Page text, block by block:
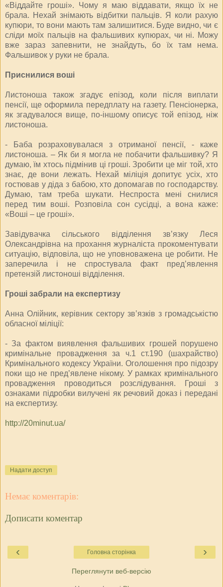
«Віддайте гроші». Чому я маю віддавати, якщо їх не
брала. Нехай знімають відбитки пальців. Я коли рахую
купюри, то вони мають там залишитися. Буде видно, чи є
сліди моїх пальців на фальшивих купюрах, чи ні. Можу
вже зараз запевнити, не знайдуть, бо їх там нема.
Фальшивок у руки не брала.
Приснилися воші
Листоноша також згадує епізод, коли після виплати
пенсії, ще оформила передплату на газету. Пенсіонерка,
як згадувалося вище, по-іншому описує той епізод, ніж
листоноша.
- Баба розраховувалася з отриманої пенсії, - каже
листоноша. – Як би я могла не побачити фальшивку? Я
думаю, їм хтось підмінив ці гроші. Зробити це міг той, хто
знає, де вони лежать. Нехай міліція допитує усіх, хто
гостював у діда з бабою, хто допомагав по господарству.
Думаю, там треба шукати. Неспроста мені снилися
перед тим воші. Розповіла сон сусідці, а вона каже:
«Воші – це гроші».
Завідувачка сільського відділення зв’язку Леся
Олександрівна на прохання журналіста прокоментувати
ситуацію, відповіла, що не уповноважена це робити. Не
заперечила і не спростувала факт пред’явлення
претензій листоноші відділення.
Гроші забрали на експертизу
Анна Олійник, керівник сектору зв’язків з громадськістю
обласної міліції:
- За фактом виявлення фальшивих грошей порушено
кримінальне провадження за ч.1 ст.190 (шахрайство)
Кримінального кодексу України. Оголошення про підозру
поки що не пред’явлене нікому. У рамках кримінального
провадження проводиться розслідування. Гроші з
ознаками підробки вилучені як речовий доказ і передані
на експертизу.
http://20minut.ua/
Надати доступ
Немає коментарів:
Дописати коментар
‹ ›
Головна сторінка
Переглянути веб-версію